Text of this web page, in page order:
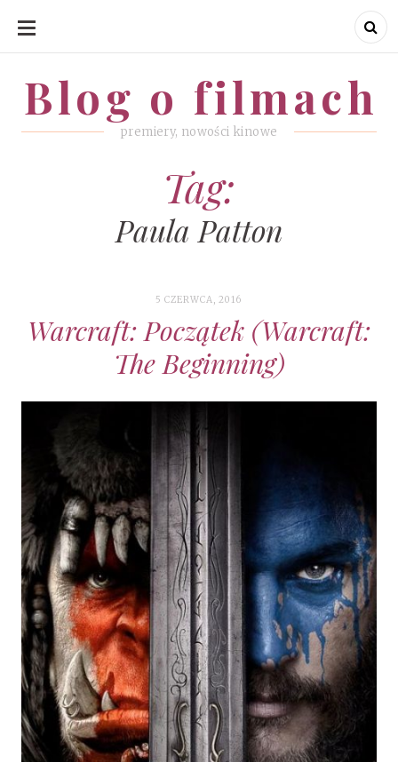
SKIP
CONTENT
Blog o filmach
premiery, nowości kinowe
Blog o filmach
Tag:
Paula Patton
5 CZERWCA, 2016
Warcraft: Początek (Warcraft:
The Beginning)